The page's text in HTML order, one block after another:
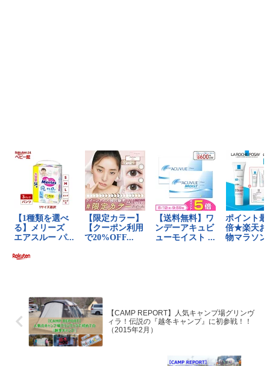
【CAMP REPORT】人気キャンプ場グリンヴ
ィラ！伝説の『越冬キャンプ』に初参戦！！
（2015年2月）